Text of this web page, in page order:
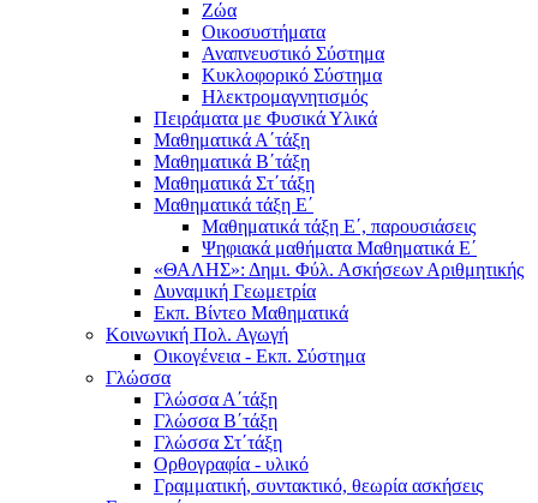
Ζώα
Οικοσυστήματα
Αναπνευστικό Σύστημα
Κυκλοφορικό Σύστημα
Ηλεκτρομαγνητισμός
Πειράματα με Φυσικά Υλικά
Μαθηματικά Α΄τάξη
Μαθηματικά Β΄τάξη
Μαθηματικά Στ΄τάξη
Μαθηματικά τάξη Ε΄
Μαθηματικά τάξη Ε΄, παρουσιάσεις
Ψηφιακά μαθήματα Μαθηματικά Ε΄
«ΘΑΛΗΣ»: Δημι. Φύλ. Ασκήσεων Αριθμητικής
Δυναμική Γεωμετρία
Εκπ. Βίντεο Μαθηματικά
Κοινωνική Πολ. Αγωγή
Οικογένεια - Εκπ. Σύστημα
Γλώσσα
Γλώσσα Α΄τάξη
Γλώσσα Β΄τάξη
Γλώσσα Στ΄τάξη
Ορθογραφία - υλικό
Γραμματική, συντακτικό, θεωρία ασκήσεις